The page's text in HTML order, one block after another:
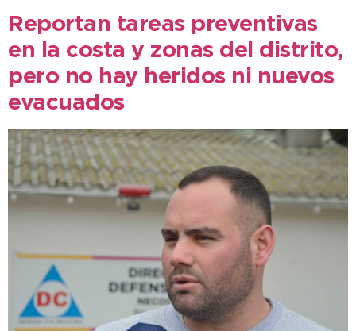
Reportan tareas preventivas
en la costa y zonas del distrito,
pero no hay heridos ni nuevos
evacuados